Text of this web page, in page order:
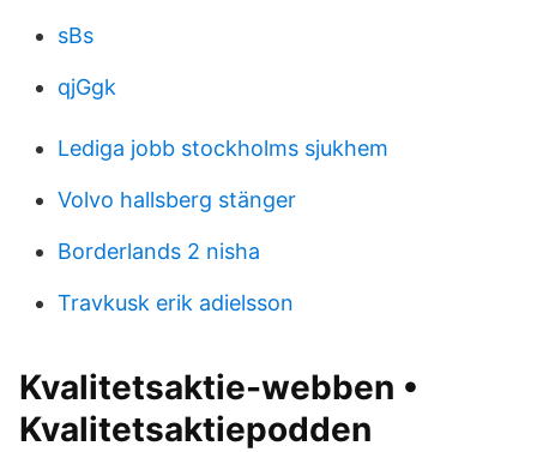
sBs
qjGgk
Lediga jobb stockholms sjukhem
Volvo hallsberg stänger
Borderlands 2 nisha
Travkusk erik adielsson
Kvalitetsaktie-webben •
Kvalitetsaktiepodden